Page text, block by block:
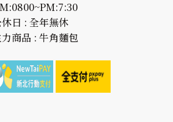
日 : 全年無休
商品 : 牛角麵包